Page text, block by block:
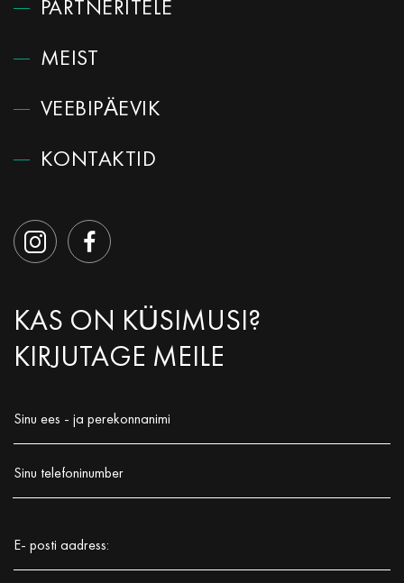
PARTNERITELE
MEIST
VEEBIPÄEVIK
КОNTAKTID
KAS ON KÜSIMUSI?
KIRJUTAGE MEILE
Sinu ees - ja perekonnanimi
Sinu telefoninumber
E- posti aadress: